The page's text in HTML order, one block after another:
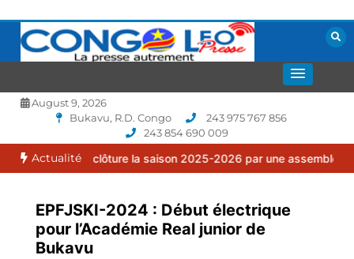
contenu
CONGOLEO
August 9, 2026
Bukavu, R.D. Congo
243 975 767 856
243 854 690 009
Actualité
clôture la saison 2025-2026 par une assemblée générale
EPFJSKI-2024 : Début électrique
pour l’Académie Real junior de
Bukavu